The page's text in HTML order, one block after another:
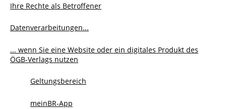
Ihre Rechte als Betroffener
Datenverarbeitungen...
... wenn Sie eine Website oder ein digitales Produkt des
ÖGB-Verlags nutzen
Geltungsbereich
meinBR-App